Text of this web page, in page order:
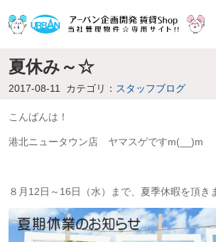
夏休み～☆
2017-08-11 カテゴリ： スタッフブログ
こんばんは！
港北ニュータウン店 ヤマスゲですm(__)m
８月12日～16日（水）まで、夏季休暇を頂き